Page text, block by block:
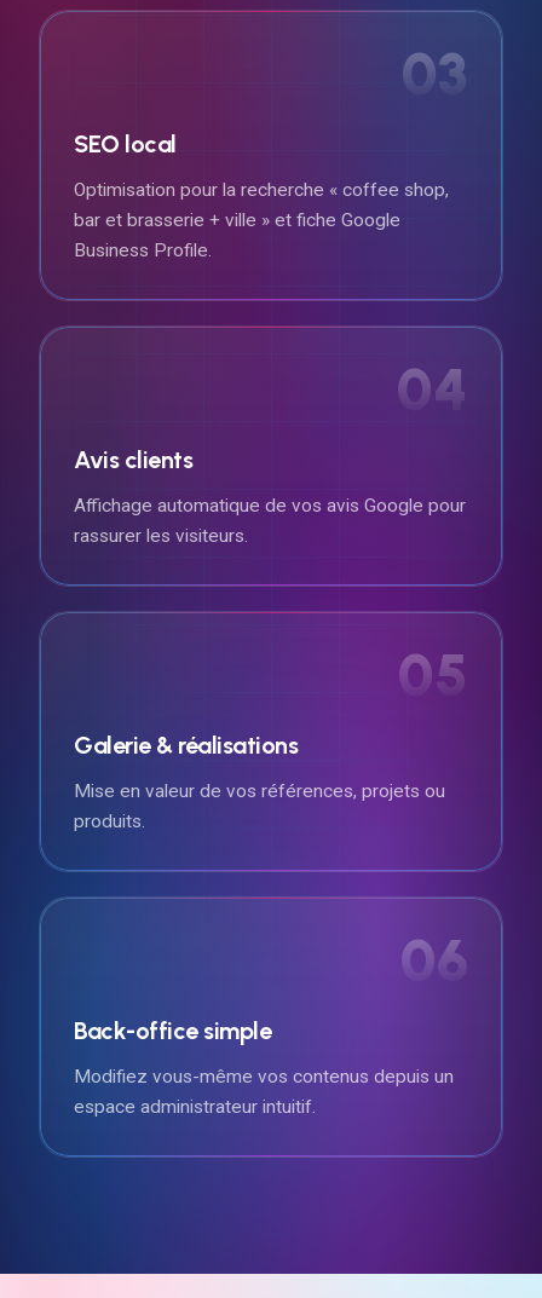
03
SEO local
Optimisation pour la recherche « coffee shop,
bar et brasserie + ville » et fiche Google
Business Profile.
04
Avis clients
Affichage automatique de vos avis Google pour
rassurer les visiteurs.
05
Galerie & réalisations
Mise en valeur de vos références, projets ou
produits.
06
Back-office simple
Modifiez vous-même vos contenus depuis un
espace administrateur intuitif.